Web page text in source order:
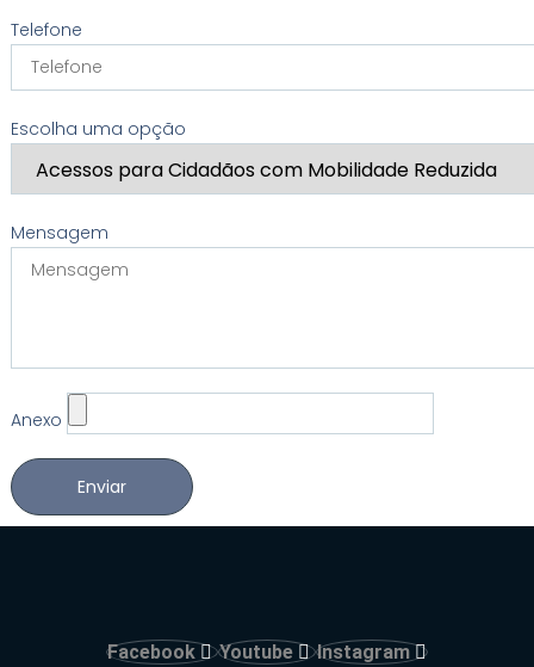
Telefone
Escolha uma opção
Mensagem
Anexo
Enviar
Facebook Youtube Instagram